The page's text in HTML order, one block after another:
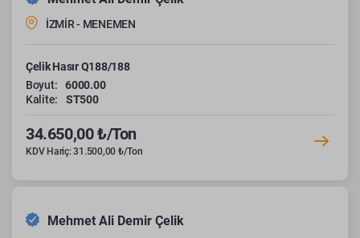
İZMİR - MENEMEN
Çelik Hasır Q188/188
Boyut:
6000.00
Kalite:
ST500
34.650,00 ₺/Ton
KDV Hariç: 31.500,00 ₺/Ton
Mehmet Ali Demir Çelik